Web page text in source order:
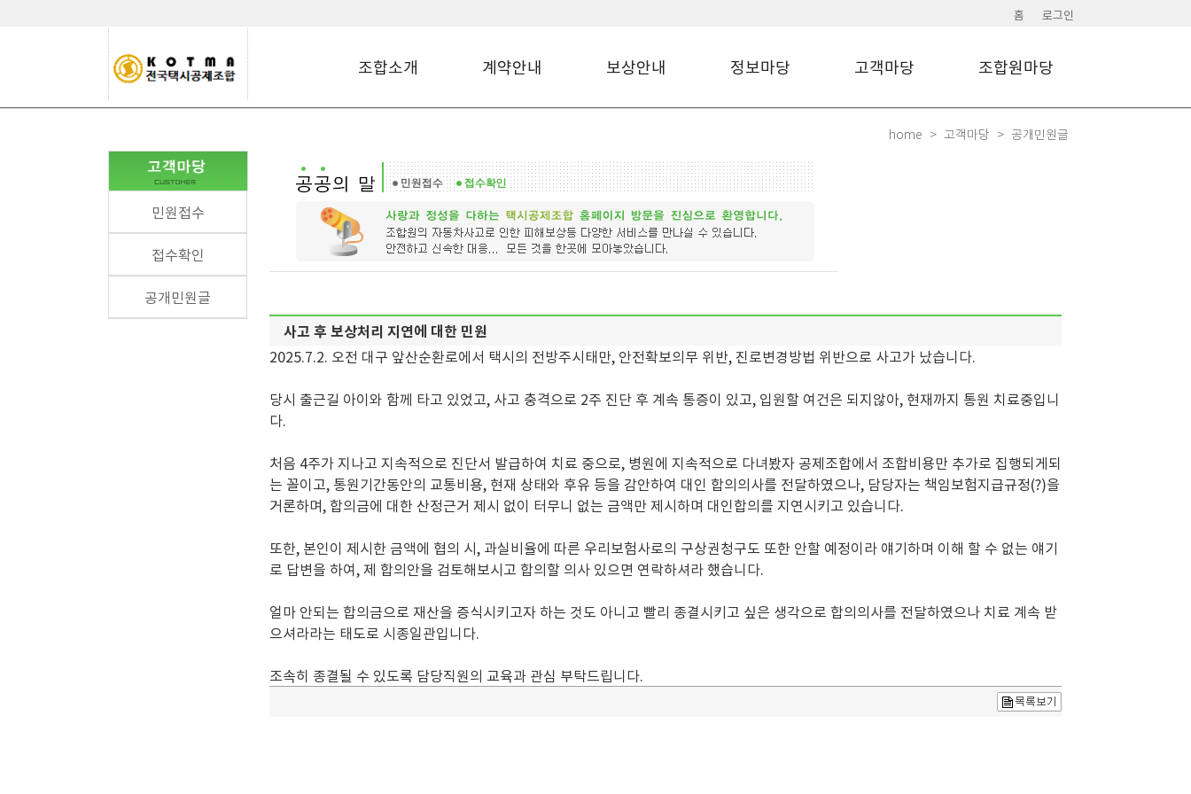
홈 로그인
조합소개 계약안내 보상안내 정보마당 고객마당 조합원마당
민원접수
접수확인
공개민원글
home 고객마당 공개민원글
사고 후 보상처리 지연에 대한 민원
2025.7.2. 오전 대구 앞산순환로에서 택시의 전방주시태만, 안전확보의무 위반, 진로변경방법 위반으로 사고가 났습니다.
당시 출근길 아이와 함께 타고 있었고, 사고 충격으로 2주 진단 후 계속 통증이 있고, 입원할 여건은 되지않아, 현재까지 통원 치료중입니
다.
처음 4주가 지나고 지속적으로 진단서 발급하여 치료 중으로, 병원에 지속적으로 다녀봤자 공제조합에서 조합비용만 추가로 집행되게되
는 꼴이고, 통원기간동안의 교통비용, 현재 상태와 후유 등을 감안하여 대인 합의의사를 전달하였으나, 담당자는 책임보험지급규정(?)을
거론하며, 합의금에 대한 산정근거 제시 없이 터무니 없는 금액만 제시하며 대인합의를 지연시키고 있습니다.
또한, 본인이 제시한 금액에 협의 시, 과실비율에 따른 우리보험사로의 구상권청구도 또한 안할 예정이라 얘기하며 이해 할 수 없는 얘기
로 답변을 하여, 제 합의안을 검토해보시고 합의할 의사 있으면 연락하셔라 했습니다.
얼마 안되는 합의금으로 재산을 증식시키고자 하는 것도 아니고 빨리 종결시키고 싶은 생각으로 합의의사를 전달하였으나 치료 계속 받
으셔라라는 태도로 시종일관입니다.
조속히 종결될 수 있도록 담당직원의 교육과 관심 부탁드립니다.